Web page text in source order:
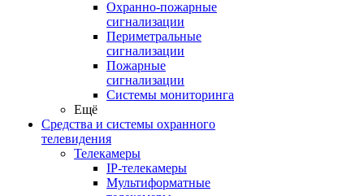
Охранно-пожарные
сигнализации
Периметральные
сигнализации
Пожарные
сигнализации
Системы мониторинга
Ещё
Средства и системы охранного
телевидения
Телекамеры
IP-телекамеры
Мультиформатные